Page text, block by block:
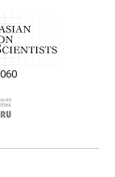
—
в
статей в